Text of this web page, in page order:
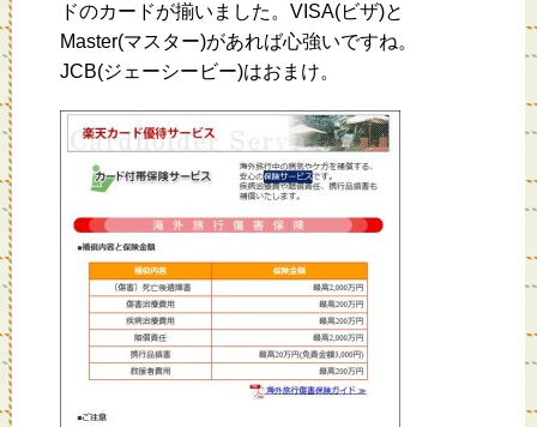
ドのカードが揃いました。VISA(ビザ)と
Master(マスター)があれば心強いですね。
JCB(ジェーシービー)はおまけ。